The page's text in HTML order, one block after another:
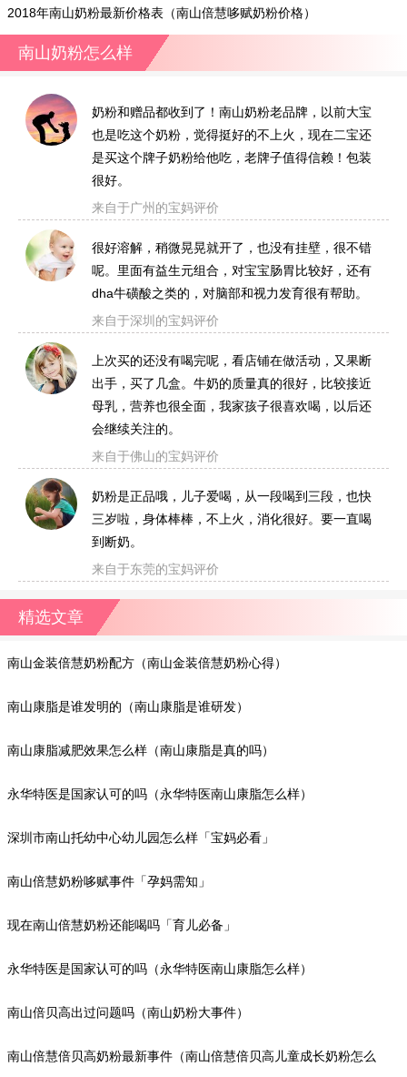
2018年南山奶粉最新价格表（南山倍慧哆赋奶粉价格）
南山奶粉怎么样
奶粉和赠品都收到了！南山奶粉老品牌，以前大宝
也是吃这个奶粉，觉得挺好的不上火，现在二宝还
是买这个牌子奶粉给他吃，老牌子值得信赖！包装
很好。
来自于广州的宝妈评价
很好溶解，稍微晃晃就开了，也没有挂壁，很不错
呢。里面有益生元组合，对宝宝肠胃比较好，还有
dha牛磺酸之类的，对脑部和视力发育很有帮助。
来自于深圳的宝妈评价
上次买的还没有喝完呢，看店铺在做活动，又果断
出手，买了几盒。牛奶的质量真的很好，比较接近
母乳，营养也很全面，我家孩子很喜欢喝，以后还
会继续关注的。
来自于佛山的宝妈评价
奶粉是正品哦，儿子爱喝，从一段喝到三段，也快
三岁啦，身体棒棒，不上火，消化很好。要一直喝
到断奶。
来自于东莞的宝妈评价
精选文章
南山金装倍慧奶粉配方（南山金装倍慧奶粉心得）
南山康脂是谁发明的（南山康脂是谁研发）
南山康脂减肥效果怎么样（南山康脂是真的吗）
永华特医是国家认可的吗（永华特医南山康脂怎么样）
深圳市南山托幼中心幼儿园怎么样「宝妈必看」
南山倍慧奶粉哆赋事件「孕妈需知」
现在南山倍慧奶粉还能喝吗「育儿必备」
永华特医是国家认可的吗（永华特医南山康脂怎么样）
南山倍贝高出过问题吗（南山奶粉大事件）
南山倍慧倍贝高奶粉最新事件（南山倍慧倍贝高儿童成长奶粉怎么